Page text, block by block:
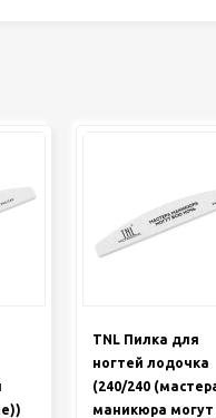
TNL Пилка для
ногтей лодочка
(240/240
маникюра могут